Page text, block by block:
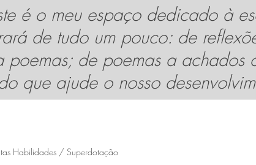
é o meu espaço dedicado à
de tudo um pouco: de
poemas; de poemas a achados
que ajude o nosso
Habilidades / Superdotação